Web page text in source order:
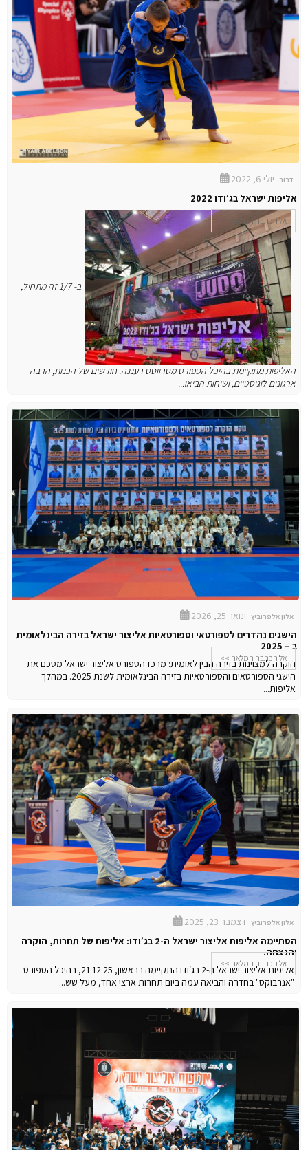
דרור
יולי 6, 2022
אליפות ישראל בג׳ודו 2022
ב- 1/7 זה מתחיל,
האליפות מתקיימת בהיכל הספורט מטרווסט רעננה. חודשים של הכנות, הרבה
ארגונים לוגיסטיים, ושיחות הביאו...
אל הכתבה המלאה >>
אלון אלפרוביץ ינואר 25, 2026
הישגים נהדרים לספורטאי וספורטאיות אליצור ישראל בזירה הבינלאומית
ב – 2025
הוקרה למצוינות בזירה הבין לאומית: מרכז הספורט אליצור ישראל מסכם את
הישגי הספורטאים והספורטאיות בזירה הבינלאומית לשנת 2025.
במהלך
אליפות...
אל הכתבה המלאה >>
אלון אלפרוביץ דצמבר 23, 2025
הסתיימה אליפות אליצור ישראל ה-2 בג׳ודו: אליפות של תחרות, הוקרה
והנצחה.
אליפות אליצור ישראל ה-2 בג׳ודו התקיימה בראשון, 21.12.25, בהיכל הספורט
"אנרבוקס" בחדרה והביאה עמה ביום תחרות ארצי אחד, מעל שש...
אל הכתבה המלאה >>